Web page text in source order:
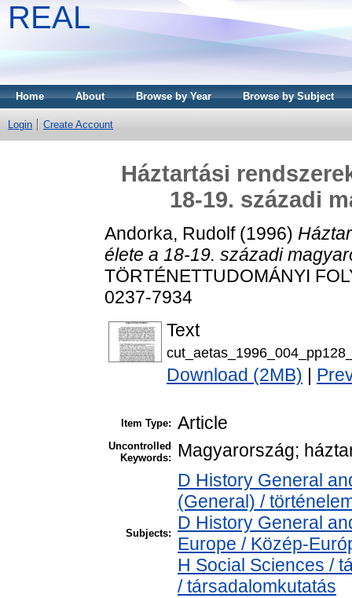
REAL
Home About Browse by Year Browse by Subject
Login Create Account
Háztartási
18-19. századi
Andorka, Rudolf(1996)
élete a 18-19. századi
TÖRTÉNETTUDOMÁNYI
0237-7934
Text
Download (2MB)
Item Type: Article
Uncontrolled
Keywords:
Magyarország;
Subjects:
D History General
(General) /
D History General
Europe / Közép-
H Social Sciences /
/ társadalomkutatás